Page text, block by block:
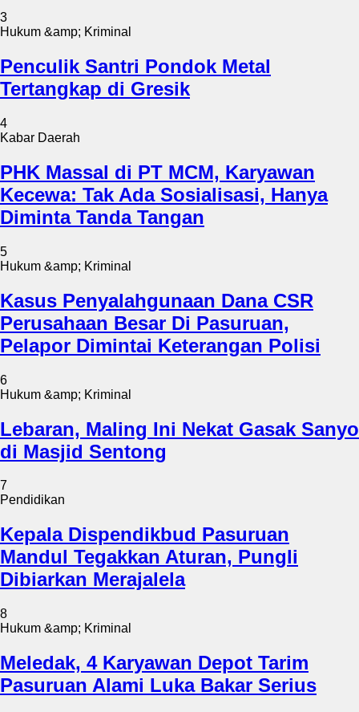
3
Hukum &amp; Kriminal
Penculik Santri Pondok Metal
Tertangkap di Gresik
4
Kabar Daerah
PHK Massal di PT MCM, Karyawan
Kecewa: Tak Ada Sosialisasi, Hanya
Diminta Tanda Tangan
5
Hukum &amp; Kriminal
Kasus Penyalahgunaan Dana CSR
Perusahaan Besar Di Pasuruan,
Pelapor Dimintai Keterangan Polisi
6
Hukum &amp; Kriminal
Lebaran, Maling Ini Nekat Gasak Sanyo
di Masjid Sentong
7
Pendidikan
Kepala Dispendikbud Pasuruan
Mandul Tegakkan Aturan, Pungli
Dibiarkan Merajalela
8
Hukum &amp; Kriminal
Meledak, 4 Karyawan Depot Tarim
Pasuruan Alami Luka Bakar Serius